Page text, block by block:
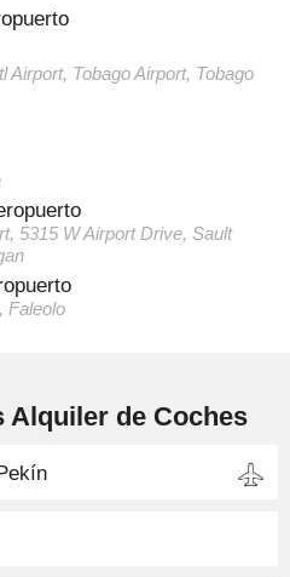
Airport, Tobago Airport, Tobago
5315 W Airport Drive, Sault
Faleolo
Alquiler de Coches